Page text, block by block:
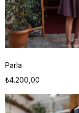
Parla
₺4.200,00